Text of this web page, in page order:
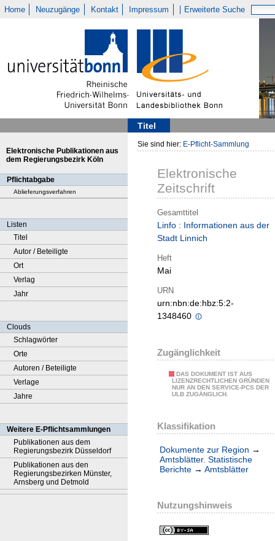
Home Neuzugänge Kontakt Impressum Erweiterte Suche
Titel
Elektronische Publikationen aus
dem Regierungsbezirk Köln
Pflichtabgabe
Ablieferungsverfahren
Listen
Titel
Autor / Beteiligte
Ort
Verlag
Jahr
Clouds
Schlagwörter
Orte
Autoren / Beteiligte
Verlage
Jahre
Weitere E-Pflichtsammlungen
Publikationen aus dem
Regierungsbezirk Düsseldorf
Publikationen aus den
Regierungsbezirken Münster,
Arnsberg und Detmold
Sie sind hier: E-Pflicht-Sammlung
Elektronische
Zeitschrift
Gesamttitel
Linfo : Informationen aus der
Stadt Linnich
Heft
Mai
URN
urn:nbn:de:hbz:5:2-
1348460
Zugänglichkeit
DAS DOKUMENT IST AUS
LIZENZRECHTLICHEN GRÜNDEN
NUR AN DEN SERVICE-PCS DER
ULB ZUGÄNGLICH.
Klassifikation
Dokumente zur Region →
Amtsblätter. Statistische
Berichte → Amtsblätter
Nutzungshinweis